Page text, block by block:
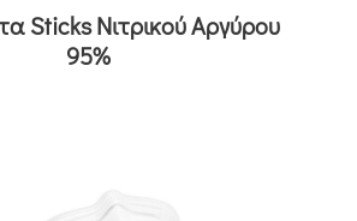
Sticks Νιτρικού Αργύρου
95%